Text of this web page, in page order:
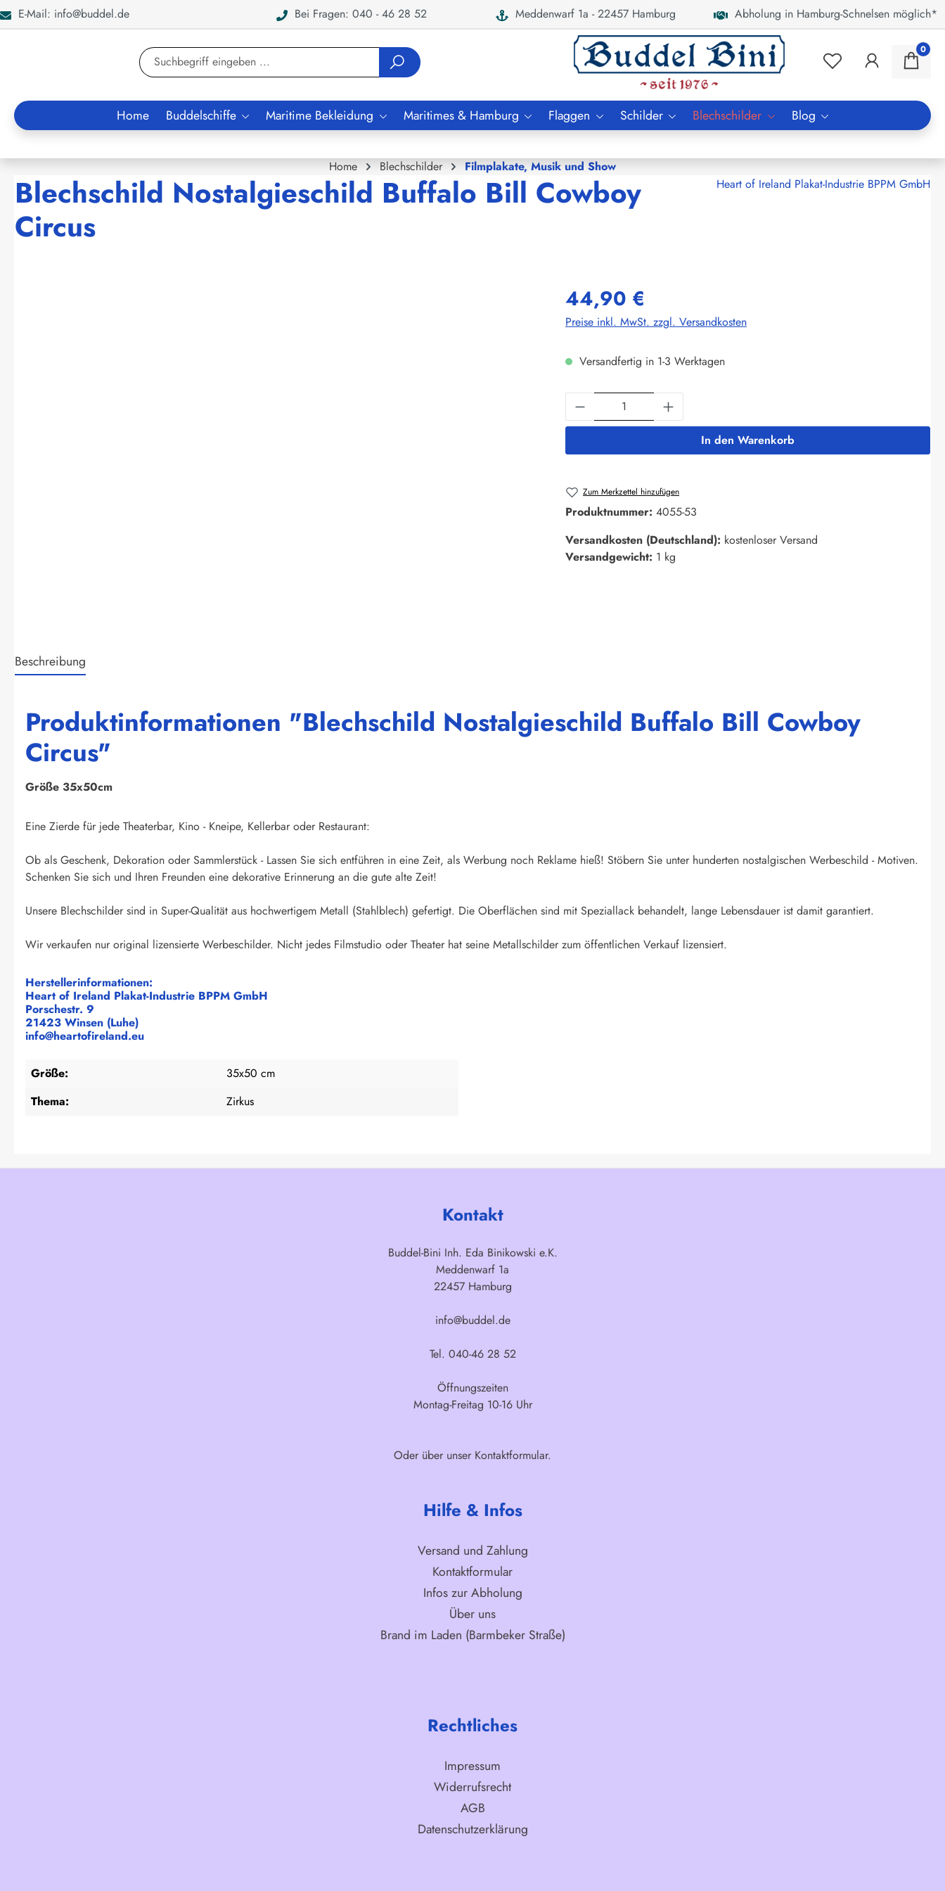
Zur Suche springen
E-Mail: info@buddel.de Bei Fragen: 040 - 46 28 52 Meddenwarf 1a - 22457 Hamburg Abholung in Hamburg-Schnelsen möglich*
0
Home Buddelschiffe Maritime Bekleidung Maritimes & Hamburg Flaggen Schilder Blechschilder Blog
Home Blechschilder Filmplakate, Musik und Show
Blechschild Nostalgieschild Buffalo Bill Cowboy
Circus
Heart of Ireland Plakat-Industrie BPPM GmbH
44,90 €
Preise inkl. MwSt. zzgl. Versandkosten
Versandfertig in 1-3 Werktagen
Produkt Anzahl: Gib den gewünschten Wert ein
In den Warenkorb
Zum Merkzettel hinzufügen
Produktnummer: 4055-53
Versandkosten (Deutschland): kostenloser Versand
Versandgewicht: 1 kg
Beschreibung
Produktinformationen "Blechschild Nostalgieschild Buffalo Bill Cowboy
Circus"
Größe 35x50cm
Eine Zierde für jede Theaterbar, Kino - Kneipe, Kellerbar oder Restaurant:
Ob als Geschenk, Dekoration oder Sammlerstück - Lassen Sie sich entführen in eine Zeit, als Werbung noch Reklame hieß! Stöbern Sie unter hunderten nostalgischen Werbeschild - Motiven.
Schenken Sie sich und Ihren Freunden eine dekorative Erinnerung an die gute alte Zeit!
Unsere Blechschilder sind in Super-Qualität aus hochwertigem Metall (Stahlblech) gefertigt. Die Oberflächen sind mit Speziallack behandelt, lange Lebensdauer ist damit garantiert.
Wir verkaufen nur original lizensierte Werbeschilder. Nicht jedes Filmstudio oder Theater hat seine Metallschilder zum öffentlichen Verkauf lizensiert.
Herstellerinformationen:
Heart of Ireland Plakat-Industrie BPPM GmbH
Porschestr. 9
21423 Winsen (Luhe)
info@heartofireland.eu
Größe:
35x50 cm
Thema:
Zirkus
Kontakt
Buddel-Bini Inh. Eda Binikowski e.K.
Meddenwarf 1a
22457 Hamburg
info@buddel.de
Tel. 040-46 28 52
Öffnungszeiten
Montag-Freitag 10-16 Uhr
Oder über unser Kontaktformular.
Hilfe & Infos
Versand und Zahlung
Kontaktformular
Infos zur Abholung
Über uns
Brand im Laden (Barmbeker Straße)
Rechtliches
Impressum
Widerrufsrecht
AGB
Datenschutzerklärung